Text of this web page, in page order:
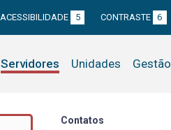
ACESSIBILIDADE 5 CONTRASTE 6
Servidores Unidades Gestão
Contatos